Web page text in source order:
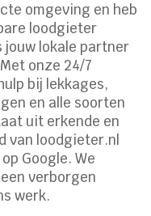
omgeving en heb
loodgieter
lokale partner
onze 24/7
bij lekkages,
en alle soorten
uit erkende en
van loodgieter.nl
Google. We
verborgen
werk.